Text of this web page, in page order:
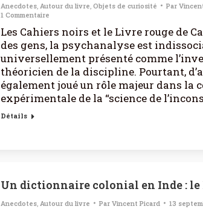
Anecdotes Autour du livre ,Objets de curiosité Par
1 Commentaire
Les Cahiers noirs et le Livre rouge de
des gens, la psychanalyse est
universellement présenté comme
théoricien de la discipline. Pourtant,
également joué un rôle majeur dans la
expérimentale de la “science de
Détails
Un dictionnaire colonial en Inde : le
Anecdotes Autour du livre ParVincent Picard 13